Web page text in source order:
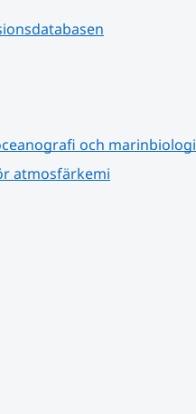
och marinbiologi
atmosfärkemi